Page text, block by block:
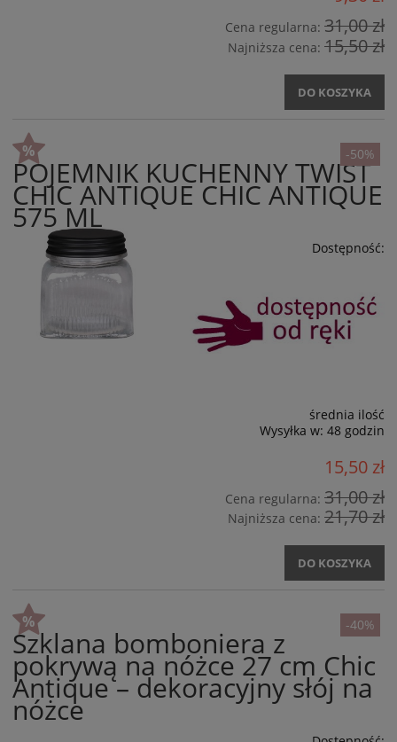
Cena regularna: 31,00 zł
Najniższa cena: 15,50 zł
DO KOSZYKA
POJEMNIK KUCHENNY TWIST
CHIC ANTIQUE CHIC ANTIQUE
575 ML
Dostępność:
średnia ilość
Wysyłka w: 48 godzin
15,50 zł
Cena regularna: 31,00 zł
Najniższa cena: 21,70 zł
DO KOSZYKA
-50%
Szklana bomboniera z
pokrywą na nóżce 27 cm Chic
Antique – dekoracyjny słój na
nóżce
-40%